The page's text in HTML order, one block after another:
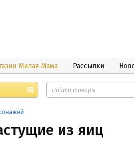
Милая Мама Рассылки
из яиц